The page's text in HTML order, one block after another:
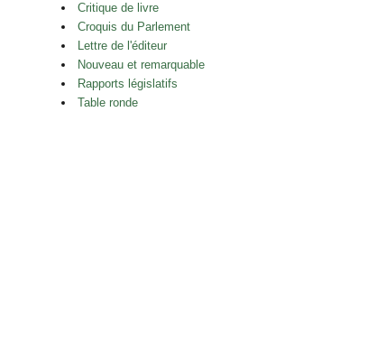
en 2010 »
Critique de livre
Croquis du Parlement
Lettre de l'éditeur
Nouveau et remarquable
Rapports législatifs
Table ronde